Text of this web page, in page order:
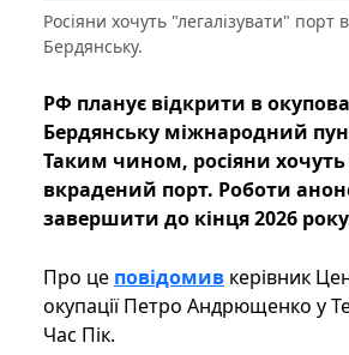
Росіяни хочуть "легалізувати" порт
Бердянську.
РФ планує відкрити в
Бердянську міжнародний
Таким чином, росіяни хочуть
вкрадений порт. Роботи
завершити до кінця 2026
Про це повідомив керівник
окупації Петро Андрющенко у
Час Пік.